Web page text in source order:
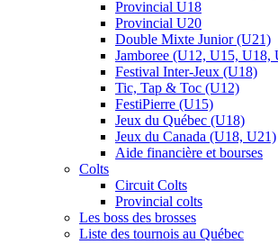
Provincial U18
Provincial U20
Double Mixte Junior (U21)
Jamboree (U12, U15, U18,
Festival Inter-Jeux (U18)
Tic, Tap & Toc (U12)
FestiPierre (U15)
Jeux du Québec (U18)
Jeux du Canada (U18, U21)
Aide financière et bourses
Colts
Circuit Colts
Provincial colts
Les boss des brosses
Liste des tournois au Québec